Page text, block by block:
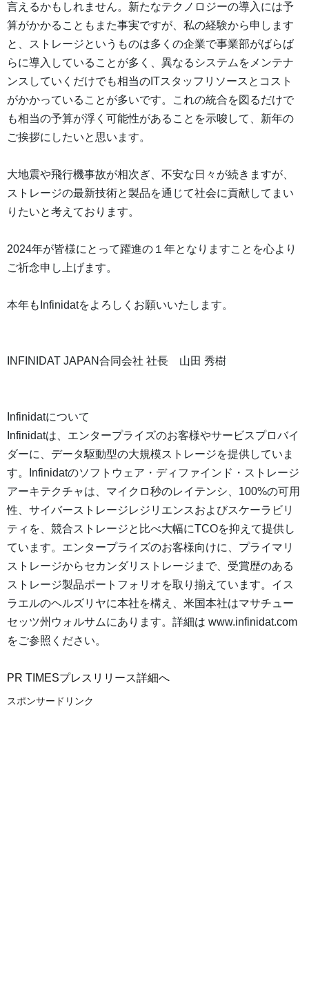
言えるかもしれません。新たなテクノロジーの導入には予
算がかかることもまた事実ですが、私の経験から申します
と、ストレージというものは多くの企業で事業部がばらば
らに導入していることが多く、異なるシステムをメンテナ
ンスしていくだけでも相当のITスタッフリソースとコスト
がかかっていることが多いです。これの統合を図るだけで
も相当の予算が浮く可能性があることを示唆して、新年の
ご挨拶にしたいと思います。
大地震や飛行機事故が相次ぎ、不安な日々が続きますが、
ストレージの最新技術と製品を通じて社会に貢献してまい
りたいと考えております。
2024年が皆様にとって躍進の１年となりますことを心より
ご祈念申し上げます。
本年もInfinidatをよろしくお願いいたします。
INFINIDAT JAPAN合同会社 社長 山田 秀樹
Infinidatについて
Infinidatは、エンタープライズのお客様やサービスプロバイ
ダーに、データ駆動型の大規模ストレージを提供していま
す。Infinidatのソフトウェア・ディファインド・ストレージ
アーキテクチャは、マイクロ秒のレイテンシ、100%の可用
性、サイバーストレージレジリエンスおよびスケーラビリ
ティを、競合ストレージと比べ大幅にTCOを抑えて提供し
ています。エンタープライズのお客様向けに、プライマリ
ストレージからセカンダリストレージまで、受賞歴のある
ストレージ製品ポートフォリオを取り揃えています。イス
ラエルのヘルズリヤに本社を構え、米国本社はマサチュー
セッツ州ウォルサムにあります。詳細は www.infinidat.com
をご参照ください。
PR TIMESプレスリリース詳細へ
スポンサードリンク